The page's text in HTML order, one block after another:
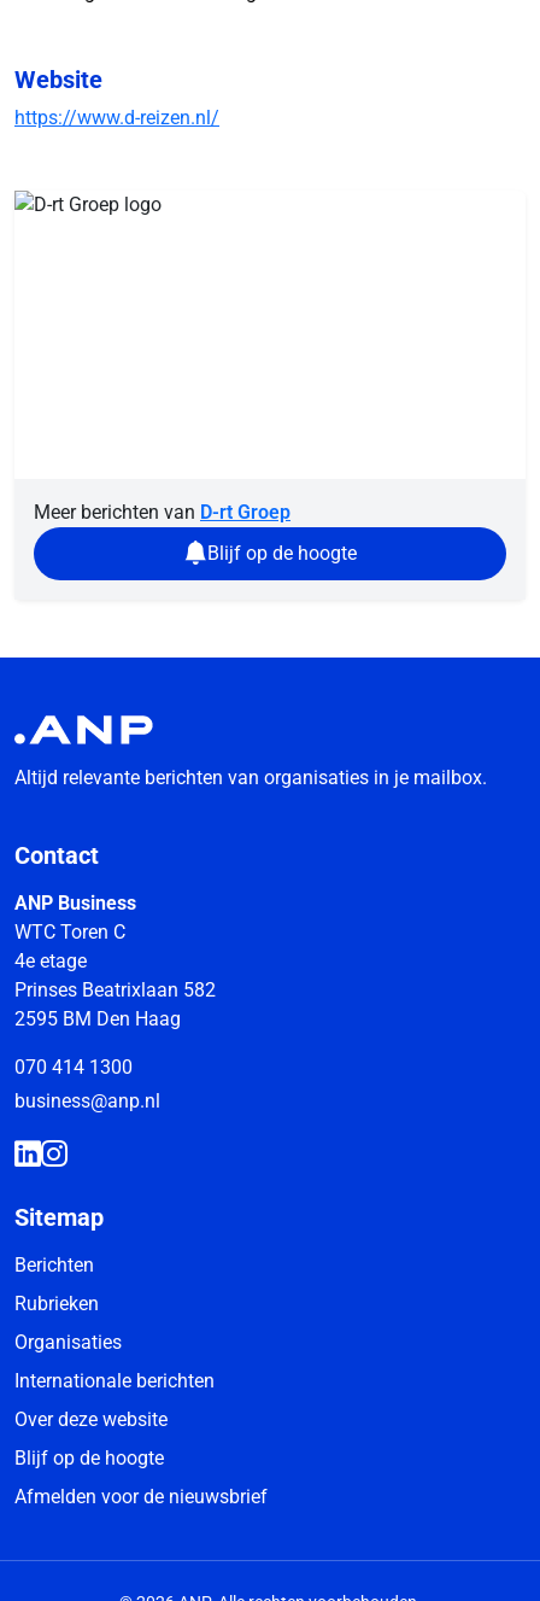
Website
https://www.d-reizen.nl/
Meer berichten van D-rt Groep
Blijf op de hoogte
Altijd relevante berichten van organisaties in je mailbox.
Contact
ANP Business
WTC Toren C
4e etage
Prinses Beatrixlaan 582
2595 BM Den Haag
070 414 1300
business@anp.nl
Sitemap
Berichten
Rubrieken
Organisaties
Internationale berichten
Over deze website
Blijf op de hoogte
Afmelden voor de nieuwsbrief